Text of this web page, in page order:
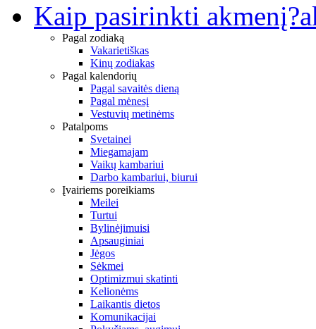
Kaip pasirinkti akmenį?
Pagal zodiaką
Vakarietiškas
Kinų zodiakas
Pagal kalendorių
Pagal savaitės dieną
Pagal mėnesį
Vestuvių metinėms
Patalpoms
Svetainei
Miegamajam
Vaikų kambariui
Darbo kambariui, biurui
Įvairiems poreikiams
Meilei
Turtui
Bylinėjimuisi
Apsauginiai
Jėgos
Sėkmei
Optimizmui skatinti
Kelionėms
Laikantis dietos
Komunikacijai